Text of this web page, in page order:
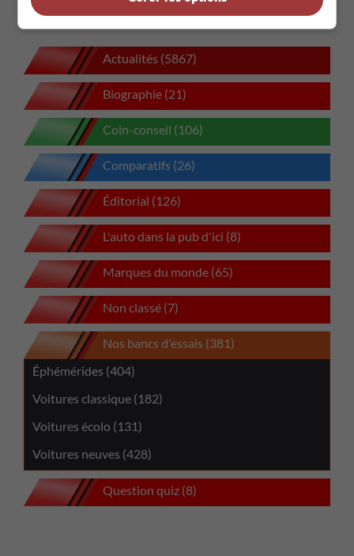
Actualités (5867)
Biographie (21)
Coin-conseil (106)
Comparatifs (26)
Éditorial (126)
L'auto dans la pub d'ici (8)
Marques du monde (65)
Non classé (7)
Nos bancs d'essais (381)
Éphémérides (404)
Voitures classique (182)
Voitures écolo (131)
Voitures neuves (428)
Question quiz (8)